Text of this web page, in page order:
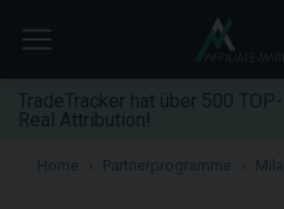
TradeTracker hat über 500
Real Attribution!
Home Partnerprogramme